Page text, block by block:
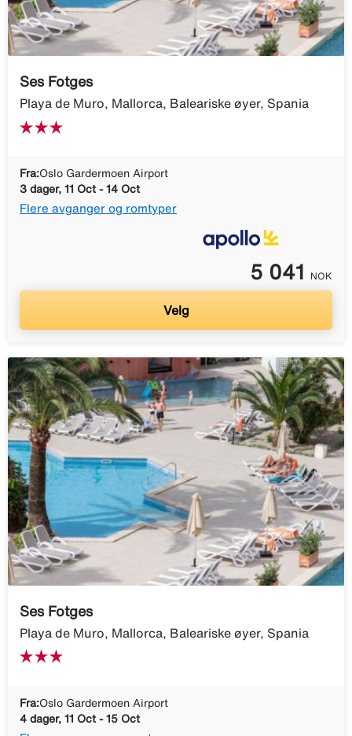
Ses Fotges
Playa de Muro, Mallorca, Baleariske øyer, Spania
Fra:Oslo Gardermoen Airport
3 dager, 11 Oct - 14 Oct
Flere avganger og romtyper
5 041 NOK
Velg
Ses Fotges
Playa de Muro, Mallorca, Baleariske øyer, Spania
Fra:Oslo Gardermoen Airport
4 dager, 11 Oct - 15 Oct